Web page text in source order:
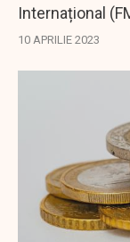
Internațional
începe joi,
10 APRILIE 2023